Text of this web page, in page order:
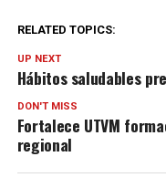
RELATED TOPICS:
UP NEXT
Hábitos saludables
DON'T MISS
Fortalece UTVM
regional